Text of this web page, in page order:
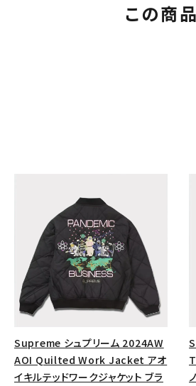
す
search
カテゴリーか
この商
Supreme シュプリーム 2024AW
AOI Quilted Work Jacket アオ
イキルテッドワークジャケット ブラ